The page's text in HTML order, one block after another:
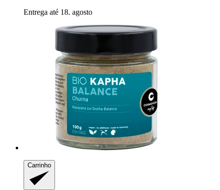
Entrega até 18. agosto
Carrinho